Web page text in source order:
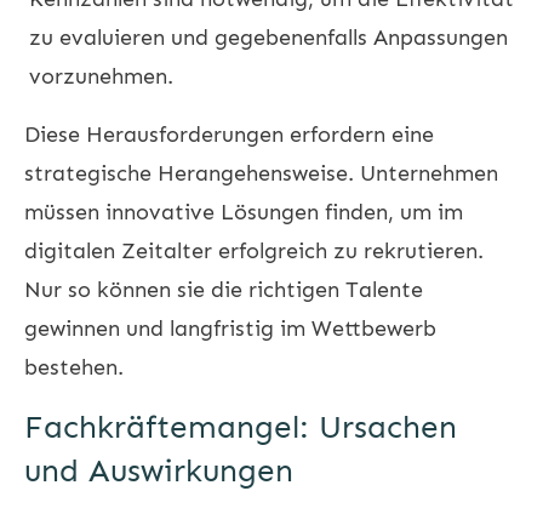
zu evaluieren und gegebenenfalls Anpassungen
vorzunehmen.
Diese Herausforderungen erfordern eine
strategische Herangehensweise. Unternehmen
müssen innovative Lösungen finden, um im
digitalen Zeitalter erfolgreich zu rekrutieren.
Nur so können sie die richtigen Talente
gewinnen und langfristig im Wettbewerb
bestehen.
Fachkräftemangel: Ursachen
und Auswirkungen